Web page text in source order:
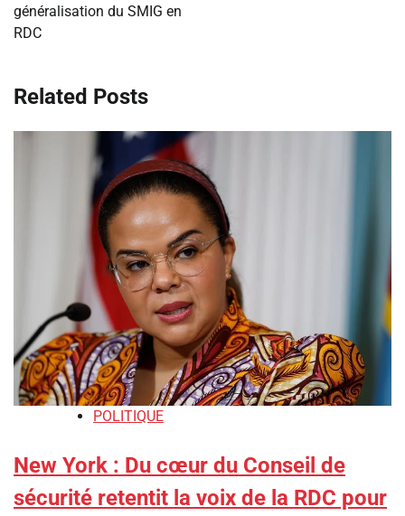
l’article
généralisation du SMIG en
RDC
Related Posts
POLITIQUE
New York : Du cœur du Conseil de
sécurité retentit la voix de la RDC pour